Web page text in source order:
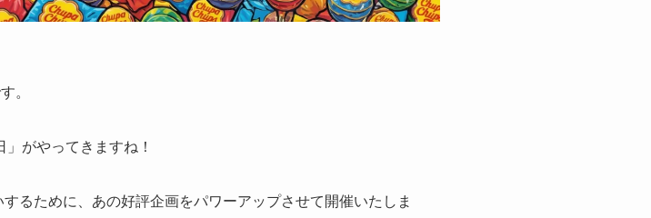
。
がやってきますね！
るために、あの好評企画をパワーアップさせて開催いたしま